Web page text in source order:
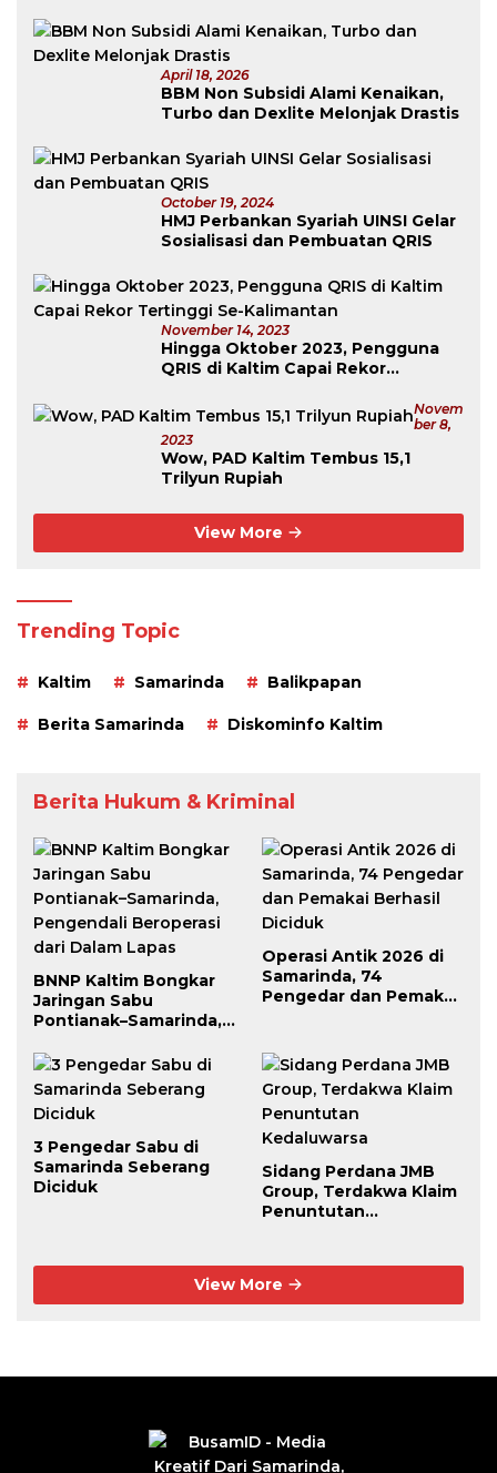
April 18, 2026
BBM Non Subsidi Alami Kenaikan,
Turbo dan Dexlite Melonjak Drastis
October 19, 2024
HMJ Perbankan Syariah UINSI Gelar
Sosialisasi dan Pembuatan QRIS
November 14, 2023
Hingga Oktober 2023, Pengguna
QRIS di Kaltim Capai Rekor
Novem
Ber 8,
2023
Wow, PAD Kaltim Tembus 15,1
Trilyun Rupiah
View More
Trending Topic
Kaltim Samarinda Balikpapan
Berita Samarinda Diskominfo Kaltim
Berita Hukum & Kriminal
BNNP Kaltim Bongkar
Jaringan Sabu
Pontianak–Samarinda,
dari Dalam Lapas
Operasi Antik 2026 di
Samarinda, 74
Pengedar dan Pemakai
3 Pengedar Sabu di
Samarinda Seberang
Diciduk
Sidang Perdana JMB
Group, Terdakwa Klaim
Penuntutan
View More